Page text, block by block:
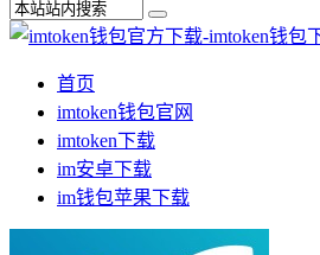
首页
imtoken钱包官网
imtoken下载
im安卓下载
im钱包苹果下载